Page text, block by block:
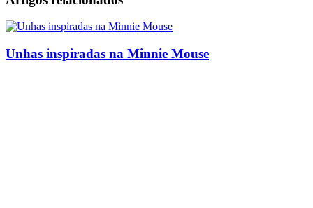
Unhas inspiradas na Minnie Mouse